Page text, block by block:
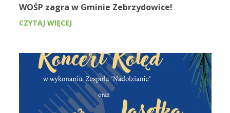
WOŚP zagra w Gminie Zebrzydowice!
CZYTAJ WIĘCEJ